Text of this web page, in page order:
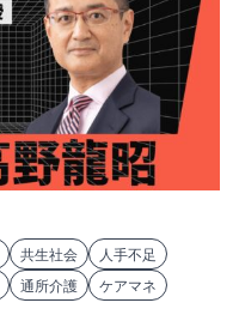
共生社会
人手不足
通所介護
ケアマネ